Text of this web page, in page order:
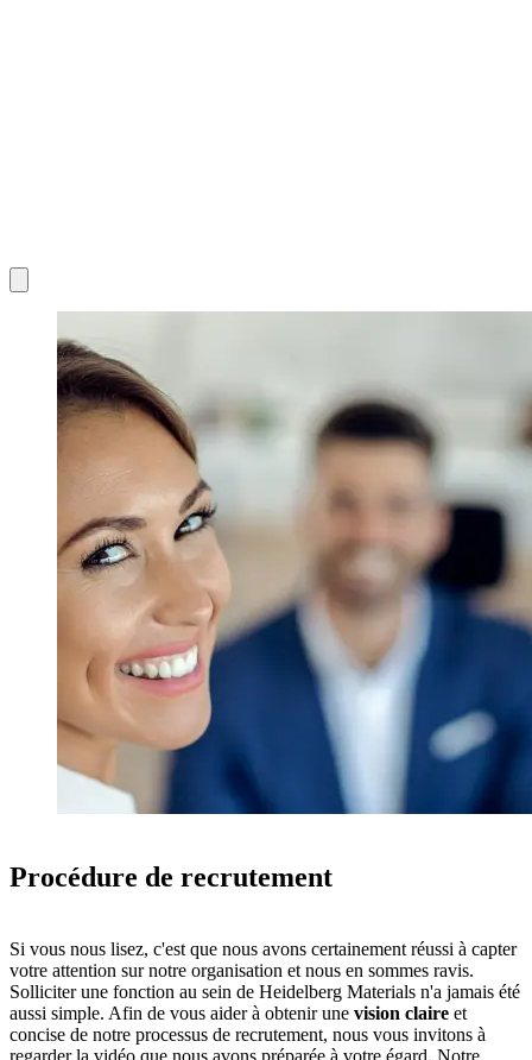
Procédure de recrutement
Si vous nous lisez, c'est que nous avons certainement réussi à capter
votre attention sur notre organisation et nous en sommes ravis.
Solliciter une fonction au sein de Heidelberg Materials n'a jamais été
aussi simple. Afin de vous aider à obtenir une vision claire et
concise de notre processus de recrutement, nous vous invitons à